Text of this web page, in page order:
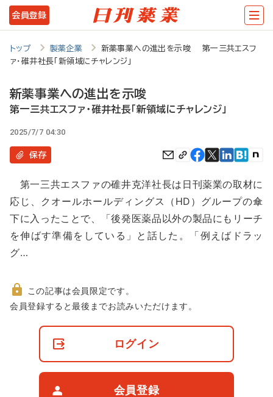
メ
イ
ン
テ
ツ
に
動
会員登録
トップ 製薬企業
新薬事業への進出を示唆 第一三共エスフ
ァ・碓井社長「新領域にチャレンジ」
新薬事業への進出を示唆
第一三共エスファ・碓井社長「新領域にチャレンジ」
2025/7/7 04:30
保存
第一三共エスファの碓井克洋社長は日刊薬業の取材に
応じ、クオールホールディングス（HD）グループの傘
下に入ったことで、「後発医薬品以外の製品にもリーチ
を伸ばす準備をしている」と話した。「例えばドラッ
グ…
非
この記事は会員限定です。
会員登録すると最後までお読みいただけます。
ログイン
会員登録